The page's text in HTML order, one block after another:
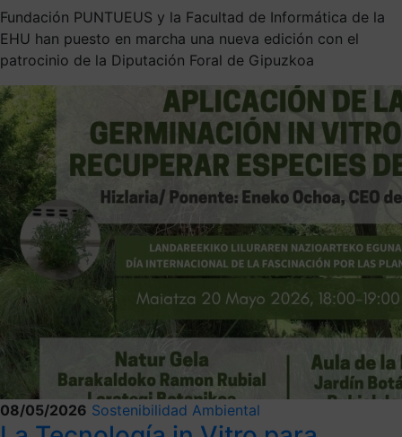
Fundación PUNTUEUS y la Facultad de Informática de la
EHU han puesto en marcha una nueva edición con el
patrocinio de la Diputación Foral de Gipuzkoa
08/05/2026 Sostenibilidad Ambiental